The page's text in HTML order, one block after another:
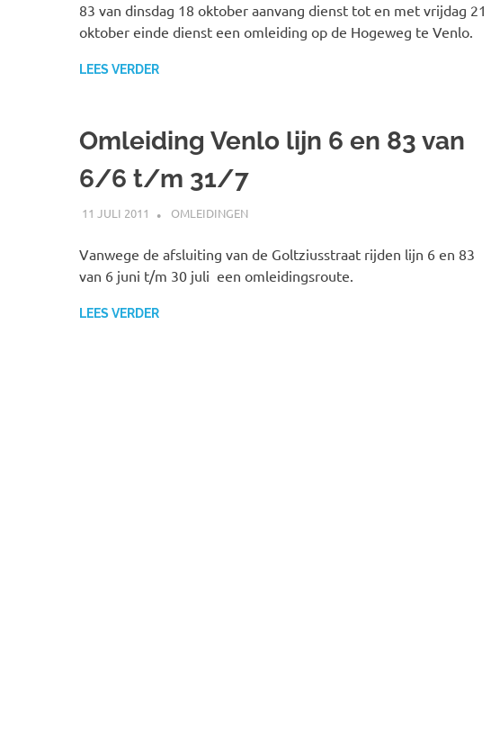
83 van dinsdag 18 oktober aanvang dienst tot en met vrijdag 21
oktober einde dienst een omleiding op de Hogeweg te Venlo.
LEES VERDER
Omleiding Venlo lijn 6 en 83 van
6/6 t/m 31/7
11 JULI 2011 JOHAN
OMLEIDINGEN
Vanwege de afsluiting van de Goltziusstraat rijden lijn 6 en 83
van 6 juni t/m 30 juli een omleidingsroute.
LEES VERDER